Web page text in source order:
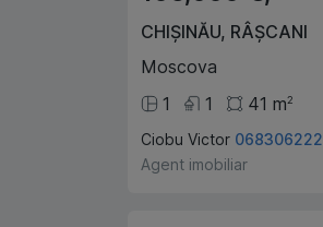
CHIȘINĂU, RÂȘCANI
Moscova
1
1 41 m2
Ciobu Victor 068306222
Agent imobiliar